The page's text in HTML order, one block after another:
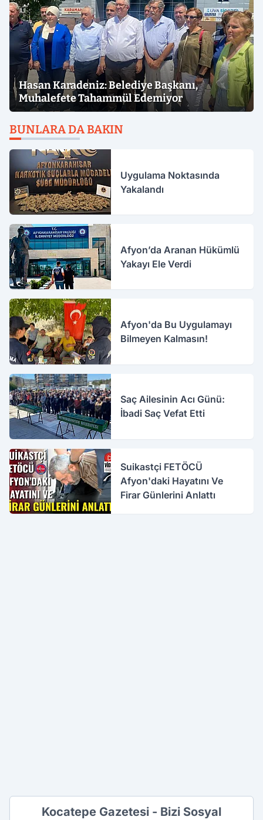
Hasan Karadeniz: Belediye Başkanı,
Muhalefete Tahammül Edemiyor
BUNLARA DA BAKIN
Uygulama Noktasında
Yakalandı
Afyon’da Aranan Hükümlü
Yakayı Ele Verdi
Afyon'da Bu Uygulamayı
Bilmeyen Kalmasın!
Saç Ailesinin Acı Günü:
İbadi Saç Vefat Etti
Suikastçi FETÖCÜ
Afyon'daki Hayatını Ve
Firar Günlerini Anlattı
Kocatepe Gazetesi - Bizi Sosyal